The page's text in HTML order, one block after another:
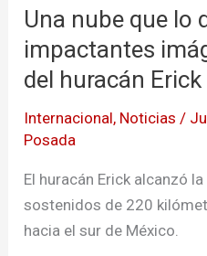
Una nube que lo
impactantes
del huracán Erick
Internacional, Noticias /
Posada
El huracán Erick alcanzó
sostenidos de 220
hacia el sur de México.
que
lo
devora
todo:
impactantes
imágenes
satelitales
huracán